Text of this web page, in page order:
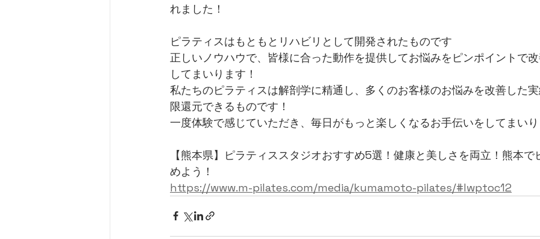
れました！
ピラティスはもともとリハビリとして開発されたものです
正しいノウハウで、皆様に合った動作を提供してお悩みをピンポイントで
してまいります！
私たちのピラティスは解剖学に精通し、多くのお客様のお悩みを改善した
限還元できるものです！
一度体験で感じていただき、毎日がもっと楽しくなるお手伝いをしてまいり
【熊本県】ピラティススタジオおすすめ5選！健康と美しさを両立！熊本で
めよう！
https://www.m-pilates.com/media/kumamoto-pilates/#lwptoc12